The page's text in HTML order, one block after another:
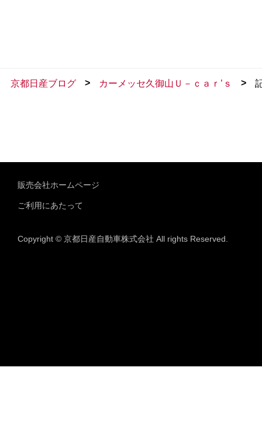
京都日産ブログ > カーメッセ久御山Ｕ－ｃａｒ’ｓ >
販売会社ホームページ
ご利用にあたって
Copyright © 京都日産自動車株式会社 All rights Reserved.